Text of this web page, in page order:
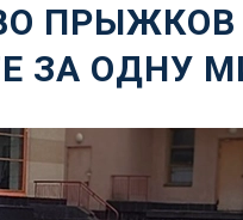
ПРЫЖКОВ
ЗА ОДНУ